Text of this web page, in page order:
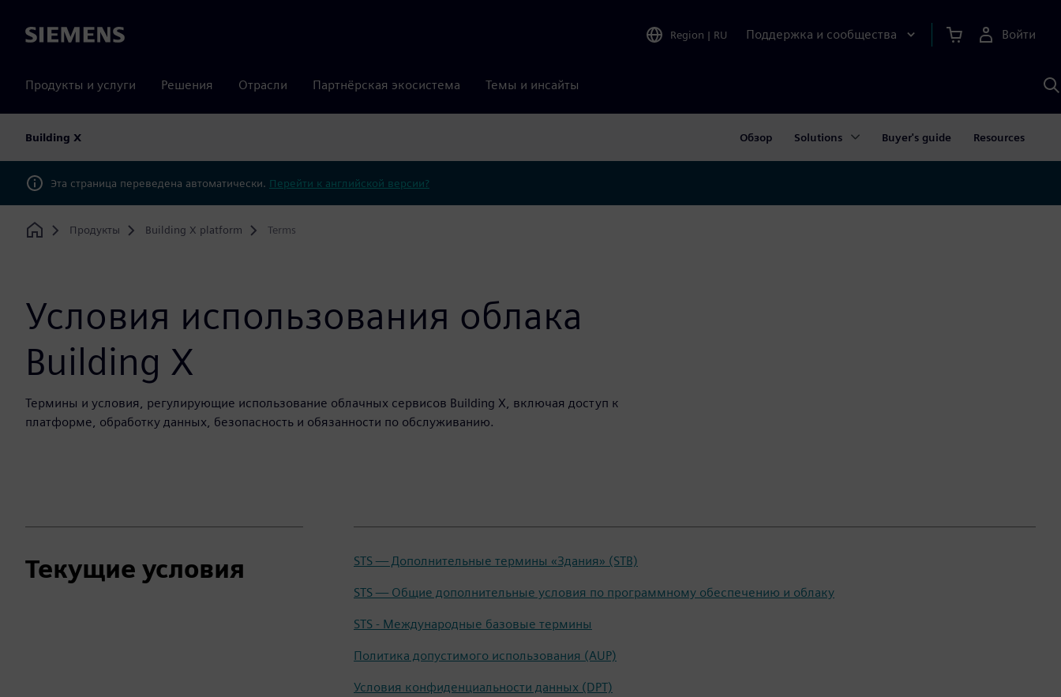
Siemens Region | RU Поддержка и сообщества Войти
Продукты и услуги Решения Отрасли Партнёрская экосистема Темы и инсайты
Building X Обзор Solutions Buyer's guide Resources
Эта страница переведена автоматически. Перейти к английской версии?
Home
Продукты Building X platform Terms
Условия использования облака
Building X
Термины и условия, регулирующие использование облачных сервисов Building X, включая доступ к
платформе, обработку данных, безопасность и обязанности по обслуживанию.
Текущие условия STS — Дополнительные термины «Здания» (STB)
STS — Общие дополнительные условия по программному обеспечению и облаку
STS - Международные базовые термины
Политика допустимого использования (AUP)
Условия конфиденциальности данных (DPT)